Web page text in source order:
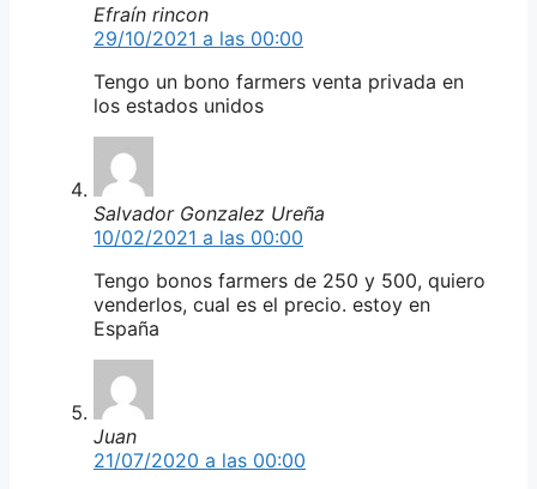
Efraín rincon
29/10/2021 a las 00:00
Tengo un bono farmers venta privada en
los estados unidos
Salvador Gonzalez Ureña
10/02/2021 a las 00:00
Tengo bonos farmers de 250 y 500, quiero
venderlos, cual es el precio. estoy en
España
Juan
21/07/2020 a las 00:00